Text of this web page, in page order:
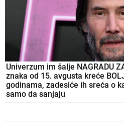
Univerzum im šalje NAGRADU
znaka od 15. avgusta kreće
godinama, zadesiće ih sreća o
samo da sanjaju